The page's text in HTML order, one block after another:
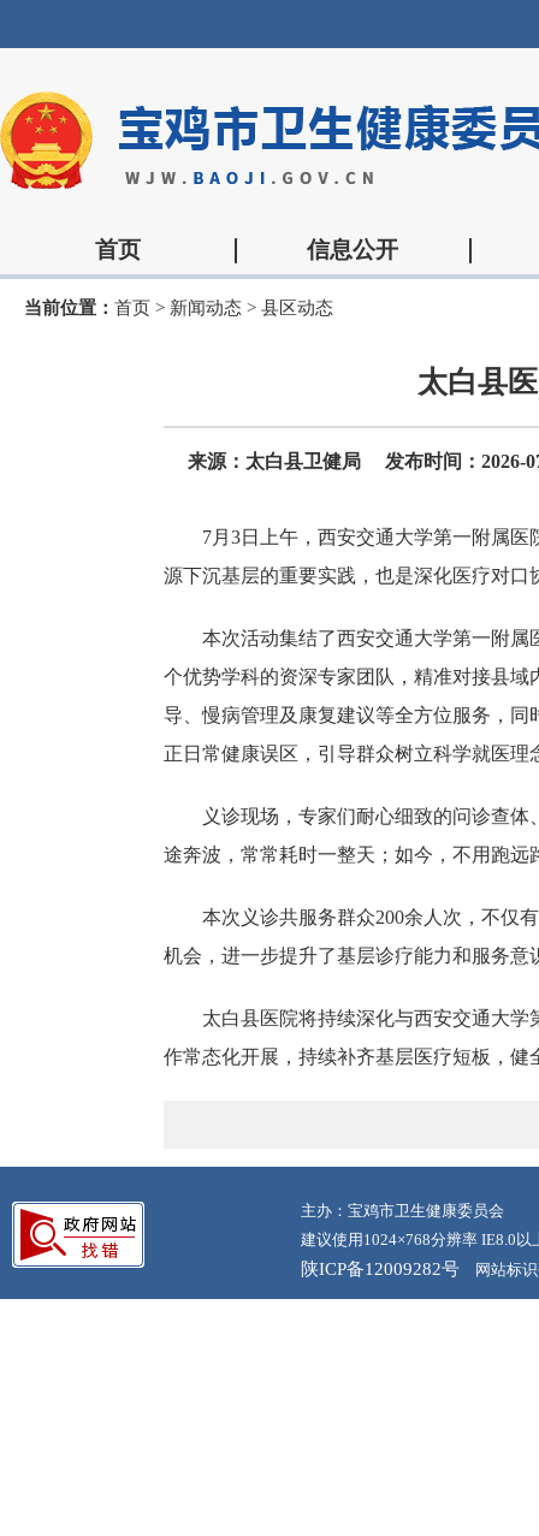
首页 信息公开
当前位置： 首页 > 新闻动态 > 县区动态
太白县
来源：太白县卫健局 发布时间：2026-
7月3日上午，西安交通大学第一附属
源下沉基层的重要实践，也是深化医疗对
本次活动集结了西安交通大学第一附
个优势学科的资深专家团队，精准对接县
导、慢病管理及康复建议等全方位服务，
正日常健康误区，引导群众树立科学就医理
义诊现场，专家们耐心细致的问诊查
途奔波，常常耗时一整天；如今，不用跑
本次义诊共服务群众200余人次，不仅
机会，进一步提升了基层诊疗能力和服务意
太白县医院将持续深化与西安交通大
作常态化开展，持续补齐基层医疗短板，
主办：宝鸡市卫生健康委员会
建议使用1024×768分辨率 IE8.0以
陕ICP备12009282号 网站标